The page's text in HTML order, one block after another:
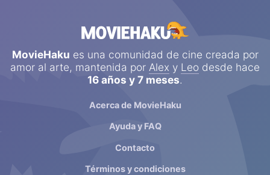
MovieHaku es una comunidad de cine creada por
amor al arte, mantenida por Alex y Leo desde hace
16 años y 7 meses.
Acerca de MovieHaku
Ayuda y FAQ
Contacto
Términos y condiciones